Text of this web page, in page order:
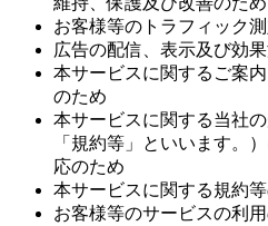
お客様等のトラフィック
広告の配信、表示及び効
本サービスに関するご案
のため
本サービスに関する当社
「規約等」といいます。
応のため
本サービスに関する規約
お客様等のサービスの利